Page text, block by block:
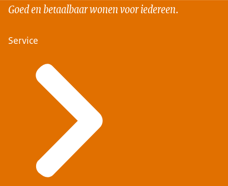
Goed en betaalbaar wonen voor iedereen.
Service